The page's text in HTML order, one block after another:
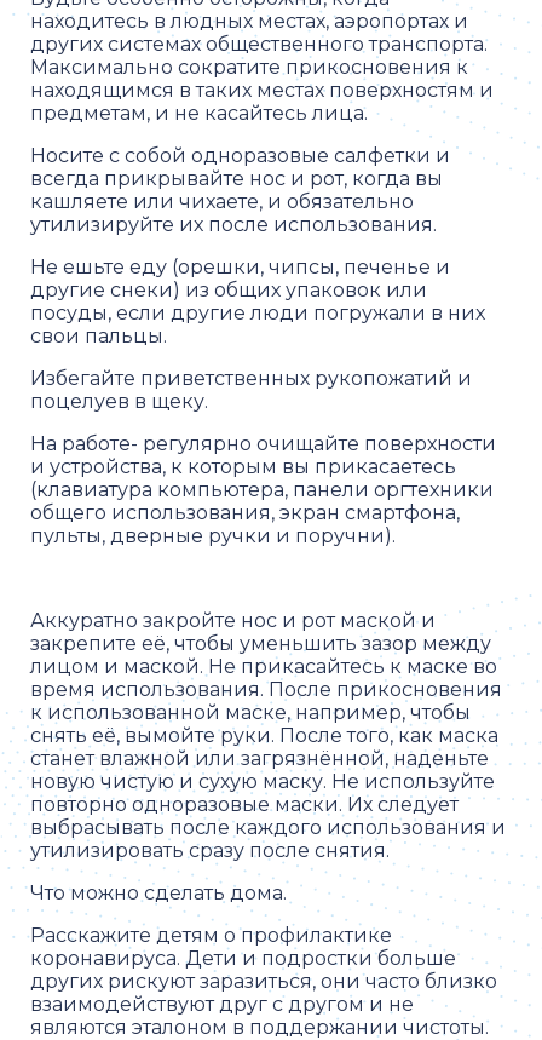
находитесь в людных местах, аэропортах и
других системах общественного транспорта.
Максимально сократите прикосновения к
находящимся в таких местах поверхностям и
предметам, и не касайтесь лица.
Носите с собой одноразовые салфетки и
всегда прикрывайте нос и рот, когда вы
кашляете или чихаете, и обязательно
утилизируйте их после использования.
Не ешьте еду (орешки, чипсы, печенье и
другие снеки) из общих упаковок или
посуды, если другие люди погружали в них
свои пальцы.
Избегайте приветственных рукопожатий и
поцелуев в щеку.
На работе- регулярно очищайте поверхности
и устройства, к которым вы прикасаетесь
(клавиатура компьютера, панели оргтехники
общего использования, экран смартфона,
пульты, дверные ручки и поручни).
Аккуратно закройте нос и рот маской и
закрепите её, чтобы уменьшить зазор между
лицом и маской. Не прикасайтесь к маске во
время использования. После прикосновения
к использованной маске, например, чтобы
снять её, вымойте руки. После того, как маска
станет влажной или загрязнённой, наденьте
новую чистую и сухую маску. Не используйте
повторно одноразовые маски. Их следует
выбрасывать после каждого использования и
утилизировать сразу после снятия.
Что можно сделать дома.
Расскажите детям о профилактике
коронавируса. Дети и подростки больше
других рискуют заразиться, они часто близко
взаимодействуют друг с другом и не
являются эталоном в поддержании чистоты.